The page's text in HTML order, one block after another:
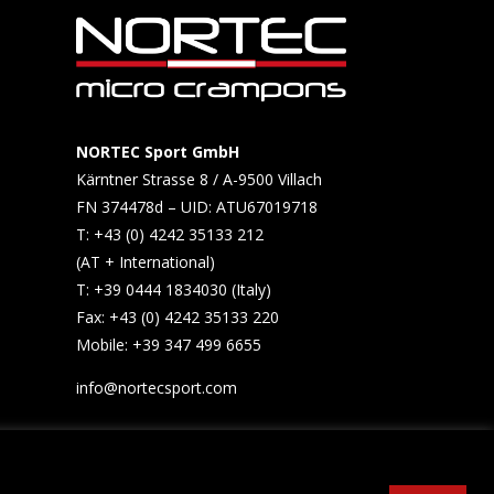
NORTEC Sport GmbH
Kärntner Strasse 8 / A-9500 Villach
FN 374478d – UID: ATU67019718
T: +43 (0) 4242 35133 212
(AT + International)
T: +39 0444 1834030 (Italy)
Fax: +43 (0) 4242 35133 220
Mobile: +39 347 499 6655​
info@nortecsport.com